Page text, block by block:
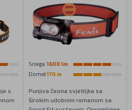
s
Snaga 1600 lm
Domet170 m
Punjiva čeona svjetiljka sa
širokim udobnim remenom sa